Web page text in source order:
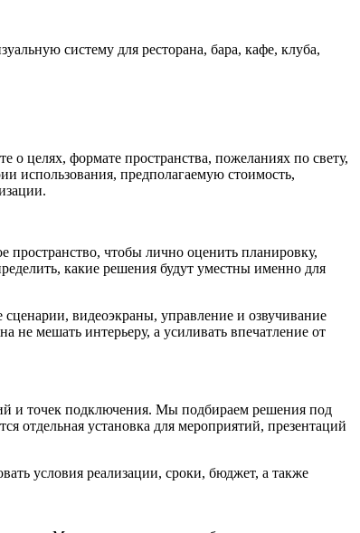
систему для ресторана, бара, кафе, клуба,
о целях, формате пространства, пожеланиях по свету,
использования, предполагаемую стоимость,
пространство, чтобы лично оценить планировку,
какие решения будут уместны именно для
видеоэкраны, управление и озвучивание
не мешать интерьеру, а усиливать впечатление от
и точек подключения. Мы подбираем решения под
отдельная установка для мероприятий, презентаций
условия реализации, сроки, бюджет, а также